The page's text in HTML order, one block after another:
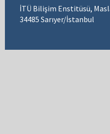
İTÜ Bilişim Enstitüsü,
34485 Sarıyer/İstanbul